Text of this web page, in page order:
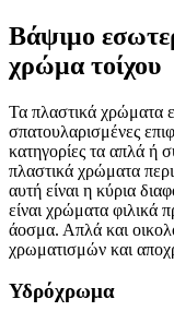
Βάψιμο
χρώμα τοίχου
Τα πλαστικά χρώματα
σπατουλαρισμένες
κατηγορίες τα απλά ή
πλαστικά χρώματα
αυτή είναι η κύρια
είναι χρώματα φιλικά
άοσμα. Απλά και
χρωματισμών και
Υδρόχρωμα